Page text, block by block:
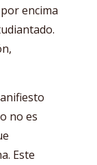
encima
no es
Este